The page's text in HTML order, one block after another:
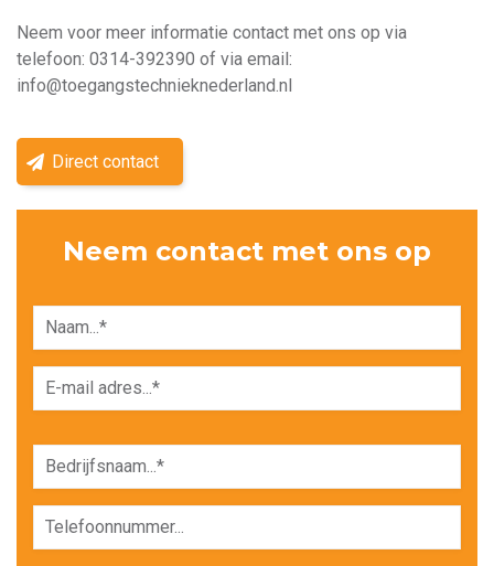
Neem voor meer informatie contact met ons op via
telefoon: 0314-392390 of via email:
info@toegangstechnieknederland.nl
Direct contact
Neem contact met ons op